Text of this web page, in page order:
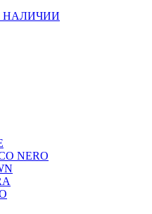
НАЛИЧИИ
NERO